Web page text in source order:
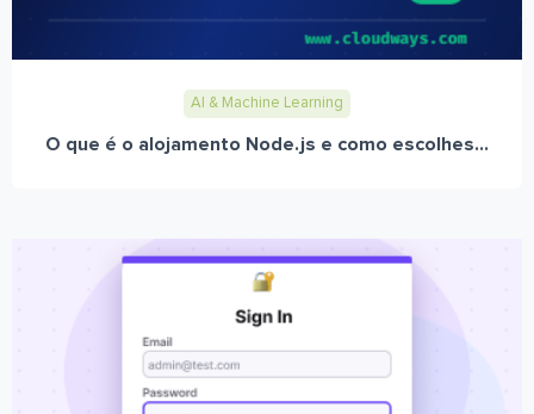
AI & Machine Learning
O que é o alojamento Node.js e como escolhes...